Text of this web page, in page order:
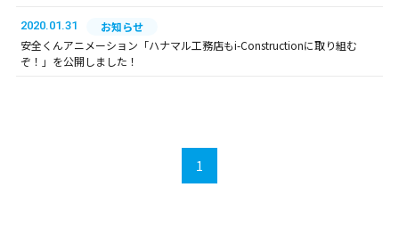
2020.01.31
お知らせ
安全くんアニメーション「ハナマル工務店もi-Constructionに取り組む
ぞ！」を公開しました！
1